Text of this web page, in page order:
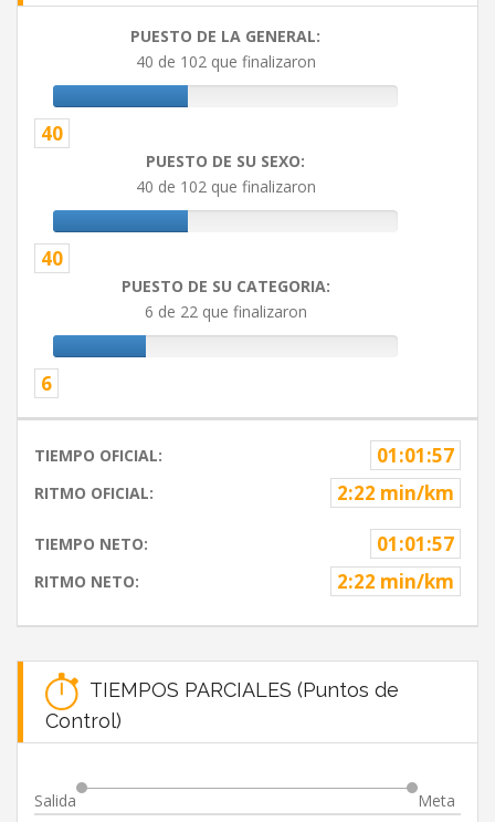
PUESTO DE LA GENERAL:
40 de 102 que finalizaron
40
PUESTO DE SU SEXO:
40 de 102 que finalizaron
40
PUESTO DE SU CATEGORIA:
6 de 22 que finalizaron
6
TIEMPO OFICIAL: 01:01:57
RITMO OFICIAL: 2:22 min/km
TIEMPO NETO: 01:01:57
RITMO NETO: 2:22 min/km
TIEMPOS PARCIALES (Puntos de
Control)
Salida Meta